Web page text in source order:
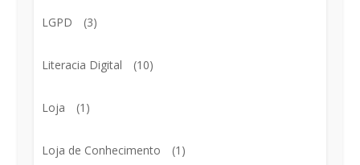
LGPD (3)
Literacia Digital (10)
Loja (1)
Loja de Conhecimento (1)